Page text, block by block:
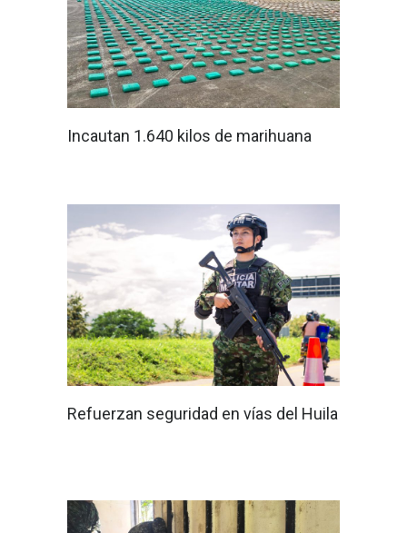
Incautan 1.640 kilos de marihuana
Refuerzan seguridad en vías del Huila